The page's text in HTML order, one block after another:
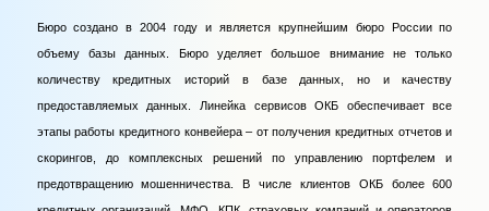
Бюро создано в 2004 году и является крупнейшим бюро России по
объему базы данных. Бюро уделяет большое внимание не только
количеству кредитных историй в базе данных, но и качеству
предоставляемых данных. Линейка сервисов ОКБ обеспечивает все
этапы работы кредитного конвейера – от получения кредитных отчетов и
скорингов, до комплексных решений по управлению портфелем и
предотвращению мошенничества. В числе клиентов ОКБ более 600